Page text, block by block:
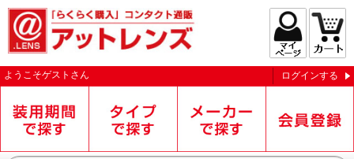
ようこそゲスト さん ログインする